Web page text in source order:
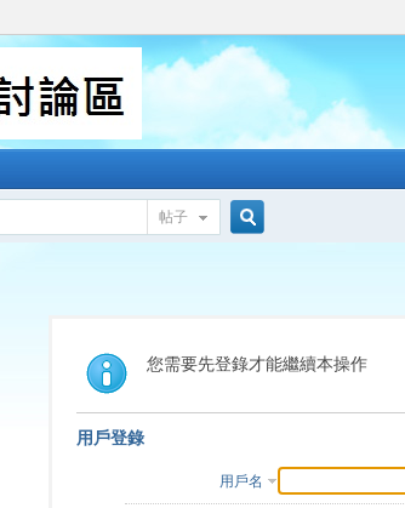
帖子
索
您需要先登錄才能繼續本操作
用戶登錄
用戶名